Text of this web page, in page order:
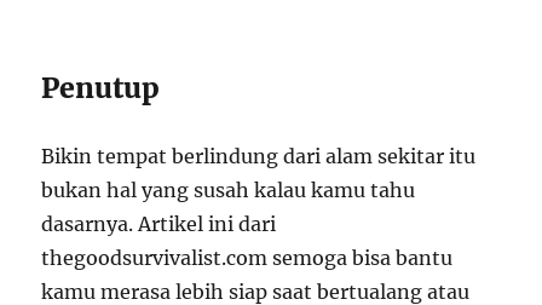
Penutup
Bikin tempat berlindung dari alam sekitar itu
bukan hal yang susah kalau kamu tahu
dasarnya. Artikel ini dari
thegoodsurvivalist.com semoga bisa bantu
kamu merasa lebih siap saat bertualang atau